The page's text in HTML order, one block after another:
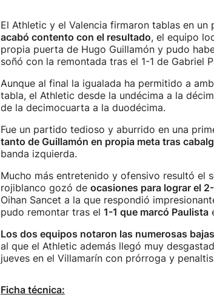
El Athletic y el Valencia firmaron tablas en un
acabó contento con el resultado, el equipo
propia puerta de Hugo Guillamón y pudo
soñó con la remontada tras el 1-1 de Gabriel
Aunque al final la igualada ha permitido a
tabla, el Athletic desde la undécima a la
de la decimocuarta a la duodécima.
Fue un partido tedioso y aburrido en una
tanto de Guillamón en propia meta tras
banda izquierda.
Mucho más entretenido y ofensivo resultó el
rojiblanco gozó de ocasiones para lograr el
Oihan Sancet a la que respondió
pudo remontar tras el 1-1 que marcó Paulista
Los dos equipos notaron las numerosas bajas
al que el Athletic además llegó muy
jueves en el Villamarín con prórroga y
Ficha técnica: